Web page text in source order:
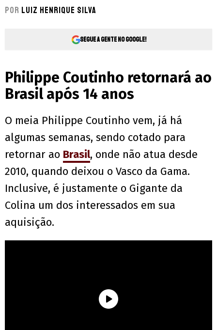
Por Luiz Henrique Silva
Segue a gente no Google!
Philippe Coutinho retornará ao
Brasil após 14 anos
O meia Philippe Coutinho vem, já há
algumas semanas, sendo cotado para
retornar ao Brasil, onde não atua desde
2010, quando deixou o Vasco da Gama.
Inclusive, é justamente o Gigante da
Colina um dos interessados em sua
aquisição.